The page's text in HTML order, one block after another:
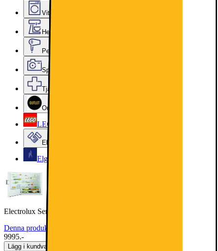
Vitvaror
Hem, Hushåll & Trädgård
Personvård, Hälsa & Skönhet
Sport & Fritid
Tjänster & Tillbehör
Outlet
LEGO
Elgiganten Företag
Elgiganten Kundklubb
Electrolux Serie 500 Kylskåp LRC4AE3W1L (vit)
Denna produkt har ännu inte blivit bedömd.
9995.-
Lägg i kundvagn